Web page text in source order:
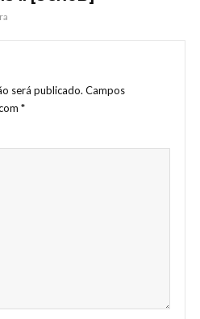
será publicado. Campos
*